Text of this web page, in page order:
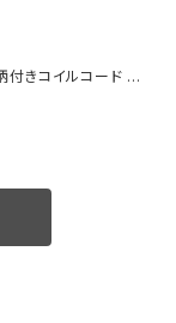
きコイルコード (
リードット